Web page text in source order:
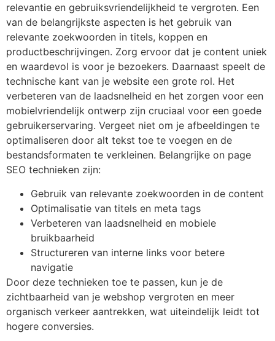
relevantie en gebruiksvriendelijkheid te vergroten. Een
van de belangrijkste aspecten is het gebruik van
relevante zoekwoorden in titels, koppen en
productbeschrijvingen. Zorg ervoor dat je content uniek
en waardevol is voor je bezoekers. Daarnaast speelt de
technische kant van je website een grote rol. Het
verbeteren van de laadsnelheid en het zorgen voor een
mobielvriendelijk ontwerp zijn cruciaal voor een goede
gebruikerservaring. Vergeet niet om je afbeeldingen te
optimaliseren door alt tekst toe te voegen en de
bestandsformaten te verkleinen. Belangrijke on page
SEO technieken zijn:
Gebruik van relevante zoekwoorden in de content
Optimalisatie van titels en meta tags
Verbeteren van laadsnelheid en mobiele
bruikbaarheid
Structureren van interne links voor betere
navigatie
Door deze technieken toe te passen, kun je de
zichtbaarheid van je webshop vergroten en meer
organisch verkeer aantrekken, wat uiteindelijk leidt tot
hogere conversies.